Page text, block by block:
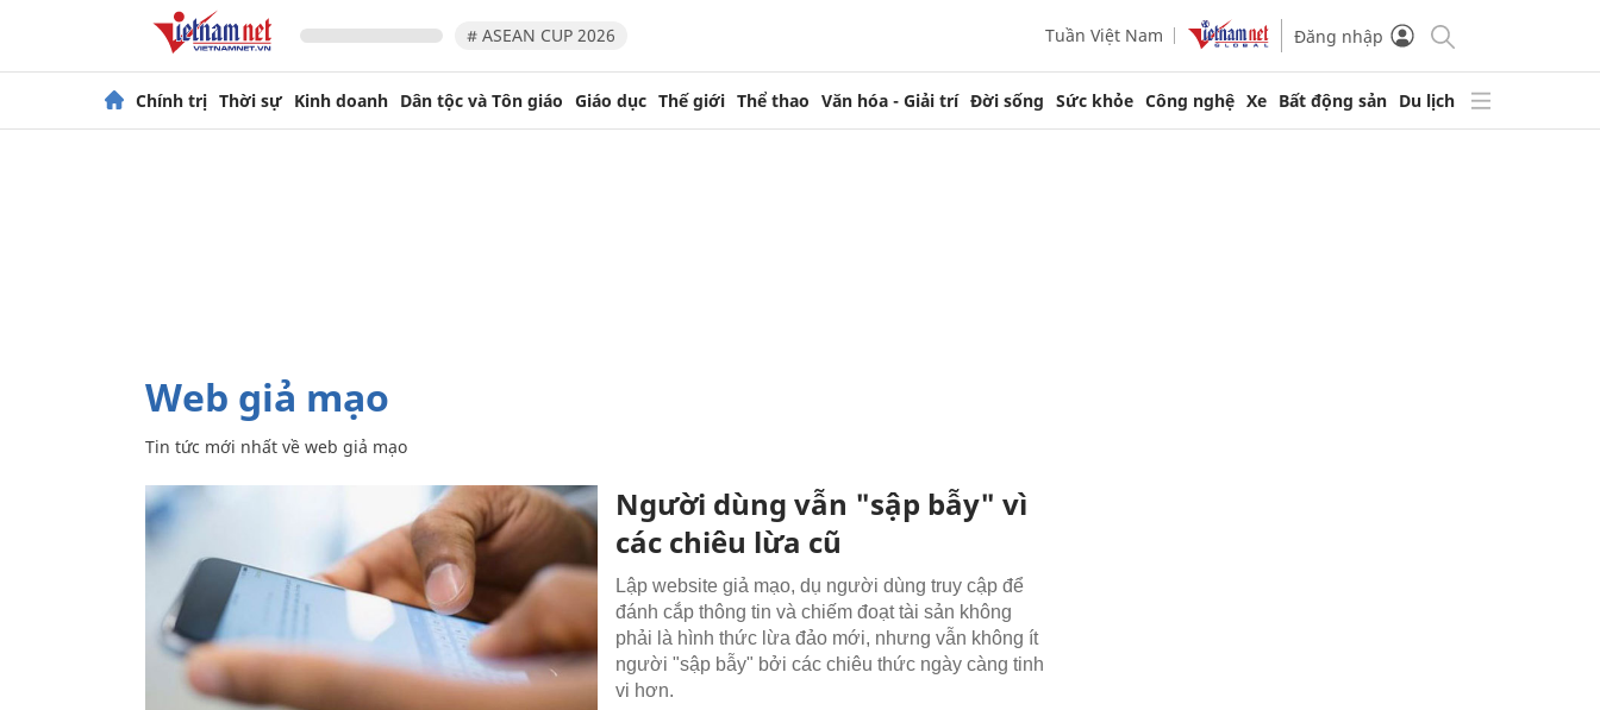
# ASEAN CUP 2026 Tuần Việt Nam Đăng nhập
Chính trị Thời sự Kinh doanh Dân tộc và Tôn giáo Giáo dục Thế giới Thể thao Văn hóa - Giải trí Đời sống Sức khỏe Công nghệ Xe Bất động sản Du lịch
web giả mạo
Tin tức mới nhất về web giả mạo
Người dùng vẫn "sập bẫy" vì
các chiêu lừa cũ
Lập website giả mạo, dụ người dùng truy cập để
đánh cắp thông tin và chiếm đoạt tài sản không
phải là hình thức lừa đảo mới, nhưng vẫn không ít
người "sập bẫy" bởi các chiêu thức ngày càng tinh
vi hơn.